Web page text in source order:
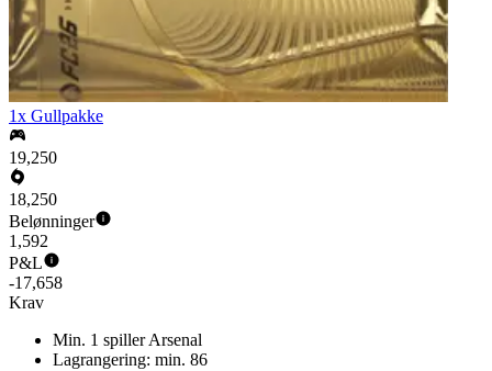
1x Gullpakke
19,250
18,250
Belønninger
1,592
P&L
-17,658
Krav
Min. 1 spiller Arsenal
Lagrangering: min. 86